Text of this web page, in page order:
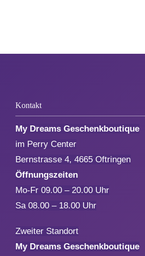
Muttertag
Valentinstag
Frühling / Ostern
Kontakt
My Dreams Geschenkboutique
im Perry Center
Bernstrasse 4, 4665 Oftringen
Öffnungszeiten
Mo-Fr 09.00 – 20.00 Uhr
Sa 08.00 – 18.00 Uhr
Zweiter Standort
My Dreams Geschenkboutique